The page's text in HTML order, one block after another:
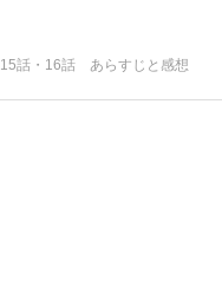
話・16話 あらすじと感想